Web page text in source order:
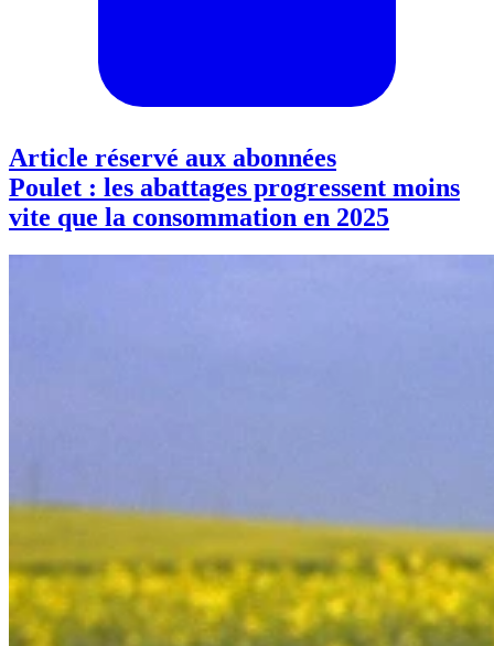
Article réservé aux abonnées
Poulet : les abattages progressent moins
vite que la consommation en 2025